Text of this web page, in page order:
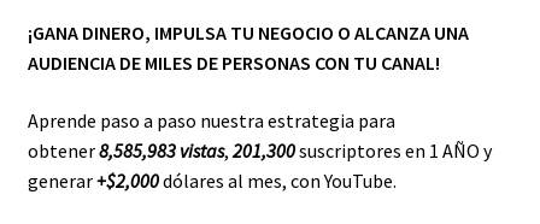
¡GANA DINERO, IMPULSA TU NEGOCIO O ALCANZA UNA
AUDIENCIA DE MILES DE PERSONAS CON TU CANAL!
Aprende paso a paso nuestra estrategia para
obtener8,585,983 vistas, 201,300suscriptores en 1 AÑO y
generar+$2,000dólares al mes, con YouTube.